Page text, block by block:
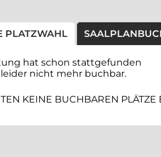
PLATZWAHL
hat schon stattgefunden
nicht mehr buchbar.
KEINE BUCHBAREN PLÄTZE